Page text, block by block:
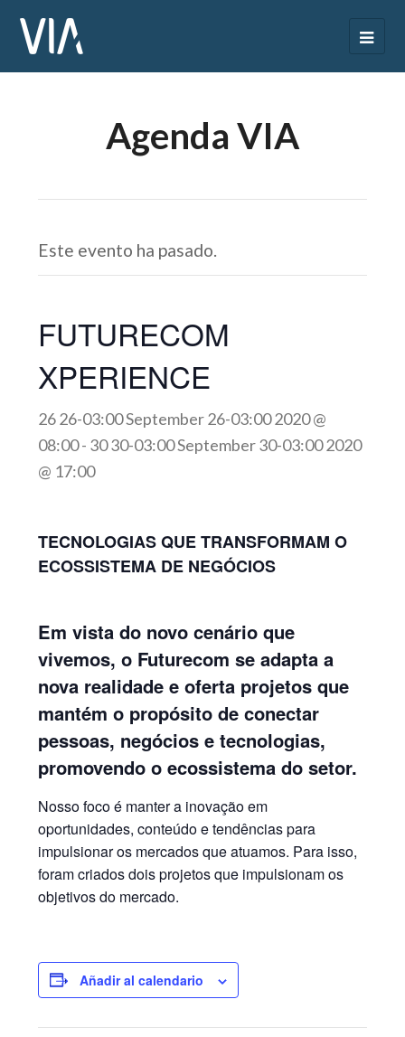
Agenda VIA
Este evento ha pasado.
FUTURECOM
XPERIENCE
26 26-03:00 September 26-03:00 2020 @
08:00- 30 30-03:00 September 30-03:00 2020
@ 17:00
TECNOLOGIAS QUE TRANSFORMAM O
ECOSSISTEMA DE NEGÓCIOS
Em vista do novo cenário que
vivemos, o Futurecom se adapta a
nova realidade e oferta projetos que
mantém o propósito de conectar
pessoas, negócios e tecnologias,
promovendo o ecossistema do setor.
Nosso foco é manter a inovação em
oportunidades, conteúdo e tendências para
impulsionar os mercados que atuamos. Para isso,
foram criados dois projetos que impulsionam os
objetivos do mercado.
Añadir al calendario